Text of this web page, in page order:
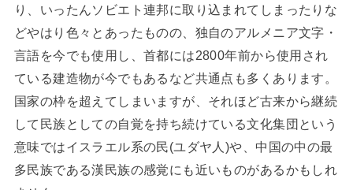
り、いったんソビエト連邦に取り込まれてしまったりな
どやはり色々とあったものの、独自のアルメニア文字・
言語を今でも使用し、首都には2800年前から使用され
ている建造物が今でもあるなど共通点も多くあります。
国家の枠を超えてしまいますが、それほど古来から継続
して民族としての自覚を持ち続けている文化集団という
意味ではイスラエル系の民(ユダヤ人)や、中国の中の最
多民族である漢民族の感覚にも近いものがあるかもしれ